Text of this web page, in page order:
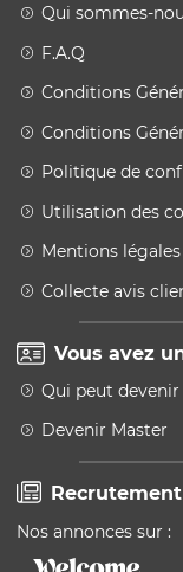
Qui sommes-
F.A.Q
Conditions
Conditions
Politique de
Utilisation des
Mentions légales
Collecte avis
Vous avez
Qui peut
Devenir Master
Recrutement
Nos annonces sur :